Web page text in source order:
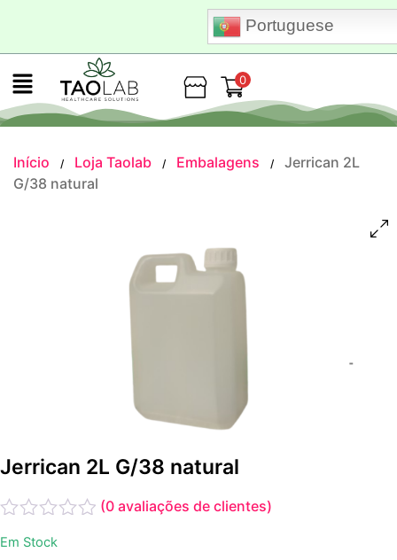
Portuguese
Loja
0
Início / Loja Taolab / Embalagens /
Jerrican 2L
G/38 natural
Jerrican 2L G/38 natural
0
(0 avaliações de clientes)
Em Stock